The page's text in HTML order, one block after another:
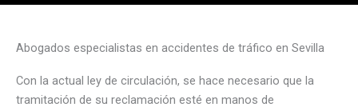
Abogados especialistas en accidentes de tráfico en Sevilla
Con la actual ley de circulación, se hace necesario que la
tramitación de su reclamación esté en manos de